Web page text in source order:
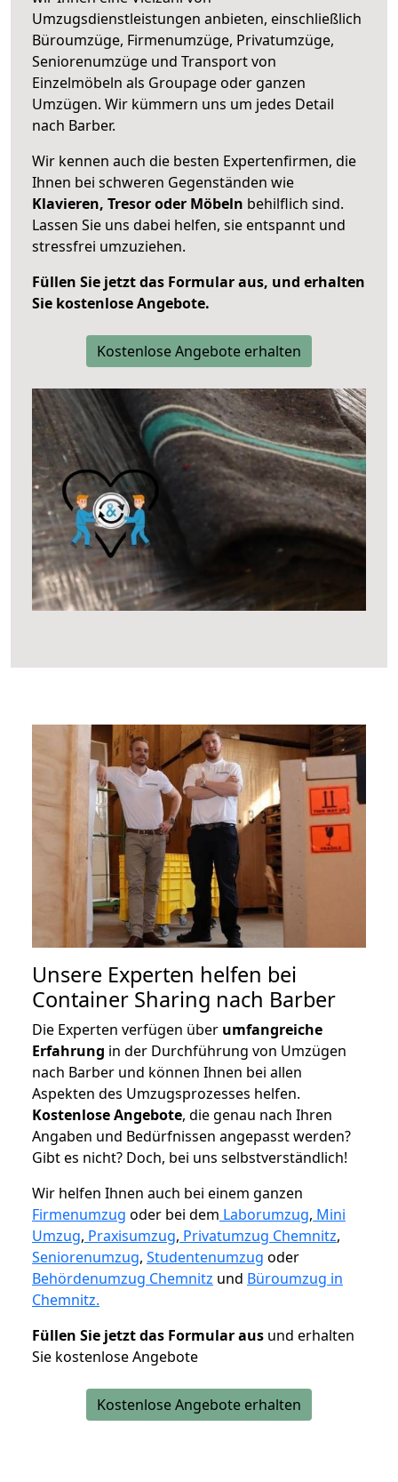
Umzugsdienstleistungen anbieten, einschließlich
Büroumzüge, Firmenumzüge, Privatumzüge,
Seniorenumzüge und Transport von
Einzelmöbeln als Groupage oder ganzen
Umzügen. Wir kümmern uns um jedes Detail
nach Barber.
Wir kennen auch die besten Expertenfirmen, die
Ihnen bei schweren Gegenständen wie
Klavieren, Tresor oder Möbeln behilflich sind.
Lassen Sie uns dabei helfen, sie entspannt und
stressfrei umzuziehen.
Füllen Sie jetzt das Formular aus, und erhalten
Sie kostenlose Angebote.
Kostenlose Angebote erhalten
Unsere Experten helfen bei
Container Sharing nach Barber
Die Experten verfügen über umfangreiche
Erfahrung in der Durchführung von Umzügen
nach Barber und können Ihnen bei allen
Aspekten des Umzugsprozesses helfen.
Kostenlose Angebote, die genau nach Ihren
Angaben und Bedürfnissen angepasst werden?
Gibt es nicht? Doch, bei uns selbstverständlich!
Wir helfen Ihnen auch bei einem ganzen
Firmenumzug oder bei dem Laborumzug, Mini
Umzug, Praxisumzug, Privatumzug Chemnitz,
Seniorenumzug, Studentenumzug oder
Behördenumzug Chemnitz und Büroumzug in
Chemnitz.
Füllen Sie jetzt das Formular aus und erhalten
Sie kostenlose Angebote
Kostenlose Angebote erhalten